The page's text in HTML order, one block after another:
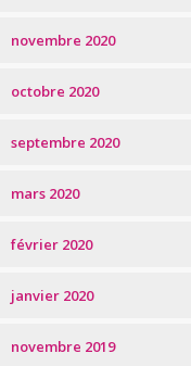
novembre 2020
octobre 2020
septembre 2020
mars 2020
février 2020
janvier 2020
novembre 2019